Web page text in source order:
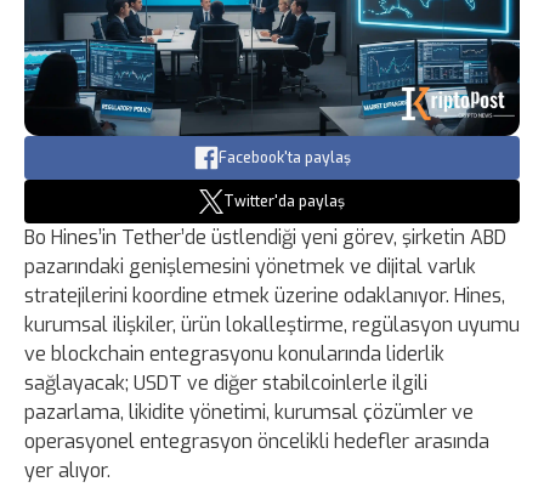
Facebook'ta paylaş
Twitter'da paylaş
Bo Hines’in Tether’de üstlendiği yeni görev, şirketin ABD
pazarındaki genişlemesini yönetmek ve dijital varlık
stratejilerini koordine etmek üzerine odaklanıyor. Hines,
kurumsal ilişkiler, ürün lokalleştirme, regülasyon uyumu
ve blockchain entegrasyonu konularında liderlik
sağlayacak; USDT ve diğer stabilcoinlerle ilgili
pazarlama, likidite yönetimi, kurumsal çözümler ve
operasyonel entegrasyon öncelikli hedefler arasında
yer alıyor.